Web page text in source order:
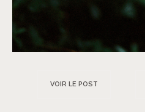
VOIR LE POST